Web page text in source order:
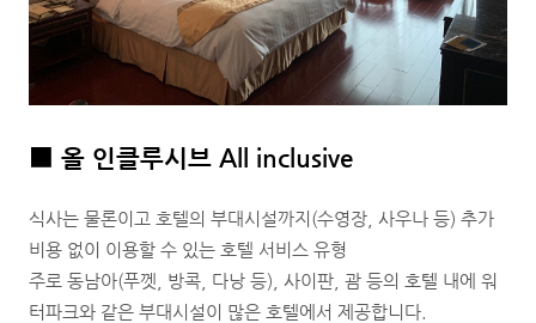
■ 올 인클루시브 All inclusive
식사는 물론이고 호텔의 부대시설까지(수영장, 사우나 등) 추가
비용 없이 이용할 수 있는 호텔 서비스 유형
주로 동남아(푸껫, 방콕, 다낭 등), 사이판, 괌 등의 호텔 내에 워
터파크와 같은 부대시설이 많은 호텔에서 제공합니다.